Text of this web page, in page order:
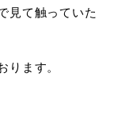
見て触っていた
ります。